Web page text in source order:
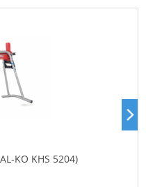
KO KHS 5204)